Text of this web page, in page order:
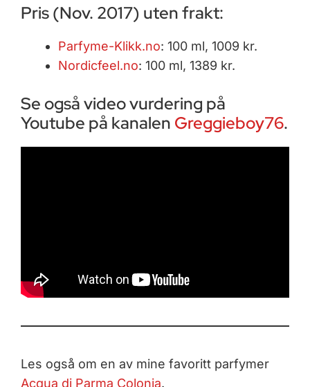
Pris (Nov. 2017) uten frakt:
Parfyme-Klikk.no: 100 ml, 1009 kr.
Nordicfeel.no: 100 ml, 1389 kr.
Se også video vurdering på
Youtube på kanalen Greggieboy76.
Les også om en av mine favoritt parfymer
Acqua di Parma Colonia.